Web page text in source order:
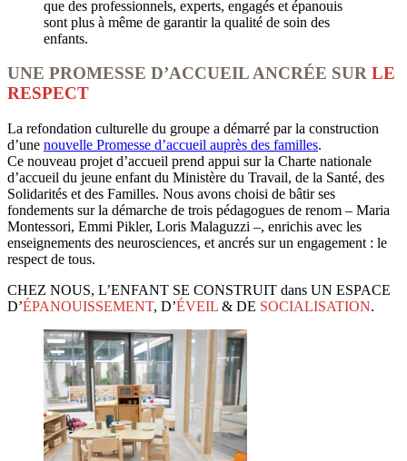
que des professionnels, experts, engagés et épanouis
sont plus à même de garantir la qualité de soin des
enfants.
UNE PROMESSE D’ACCUEIL ANCRÉE SUR LE
RESPECT
La refondation culturelle du groupe a démarré par la construction
d’une nouvelle Promesse d’accueil auprès des familles.
Ce nouveau projet d’accueil prend appui sur la Charte nationale
d’accueil du jeune enfant du Ministère du Travail, de la Santé, des
Solidarités et des Familles. Nous avons choisi de bâtir ses
fondements sur la démarche de trois pédagogues de renom – Maria
Montessori, Emmi Pikler, Loris Malaguzzi –, enrichis avec les
enseignements des neurosciences, et ancrés sur un engagement : le
respect de tous.
CHEZ NOUS, L’ENFANT SE CONSTRUIT dans UN ESPACE
D’ÉPANOUISSEMENT, D’ÉVEIL & DE SOCIALISATION.